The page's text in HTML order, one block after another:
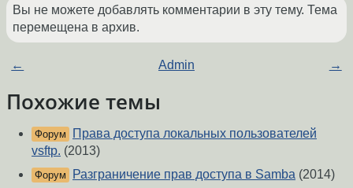
Вы не можете добавлять комментарии в эту тему. Тема
перемещена в архив.
← Admin →
Похожие темы
Форум
Права доступа локальных пользователей
vsftp. (2013)
Форум Разграничение прав доступа в Samba (2014)